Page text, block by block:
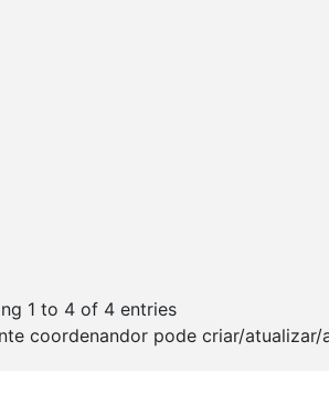
1 to 4 of 4 entries
coordenandor pode criar/